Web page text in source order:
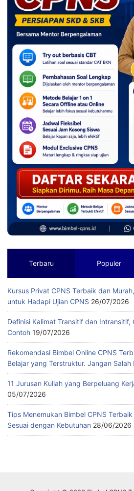
Terbaru Populer
Kursus Privat CPNS Terbaik dan
untuk Hadapi Ujian CPNS 26/07/2026
Definisi Kalimat Transitif dan Intransitif,
Contoh 19/07/2026
Rekomendasi Bimbel Online CPNS
Belajar yang Terstruktur. Jangan Salah
11 Jurusan Kuliah yang Berpeluang
05/07/2026
Tips Menemukan Bimbel CPNS
Sesuai dengan Kebutuhan 28/06/2026